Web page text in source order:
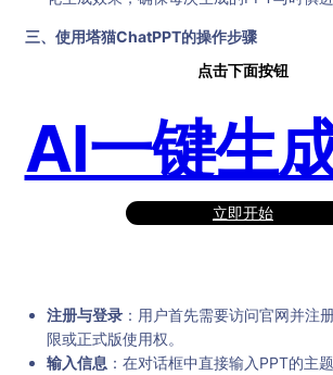
三、使用塔猫ChatPPT的操作步骤
点击下面按钮
AI一键生
立即开始
注册与登录 ：用户首先需要访问官网并注
限或正式版使用权。
输入信息 ：在对话框中直接输入PPT的主